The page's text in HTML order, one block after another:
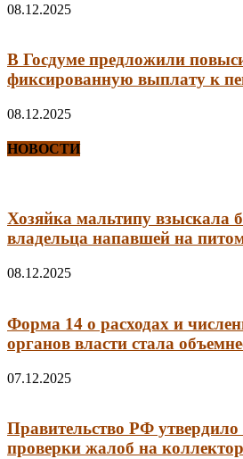
08.12.2025
В Госдуме предложили
фиксированную выплату к
08.12.2025
НОВОСТИ
Хозяйка мальтипу взыскала
владельца напавшей на
08.12.2025
Форма 14 о расходах и
органов власти стала
07.12.2025
Правительство РФ
проверки жалоб на